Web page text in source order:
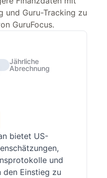
und Guru-Tracking zu
GuruFocus.
Jährliche
Abrechnung
bietet US-
und
den Einstieg zu